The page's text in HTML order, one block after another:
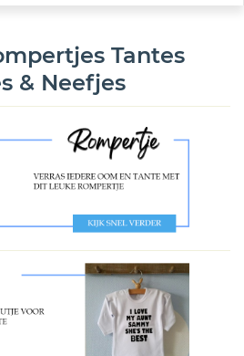
Tantes
& Neefjes